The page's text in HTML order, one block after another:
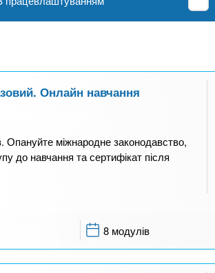
Онлайн навчання
Опануйте міжнародне законодавство,
до навчання та сертифікат після
8 модулів